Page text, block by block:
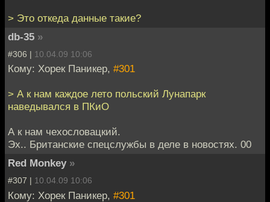
> Это откеда данные такие?
db-35 »
#306 | 10.04.09 10:06
Кому: Хорек Паникер, #301
> А к нам каждое лето польский Лунапарк
наведывался в ПКиО
А к нам чехословацкий.
Эх.. Британские спецслужбы в деле в новостях. 00
Red Monkey »
#307 | 10.04.09 10:06
Кому: Хорек Паникер, #301